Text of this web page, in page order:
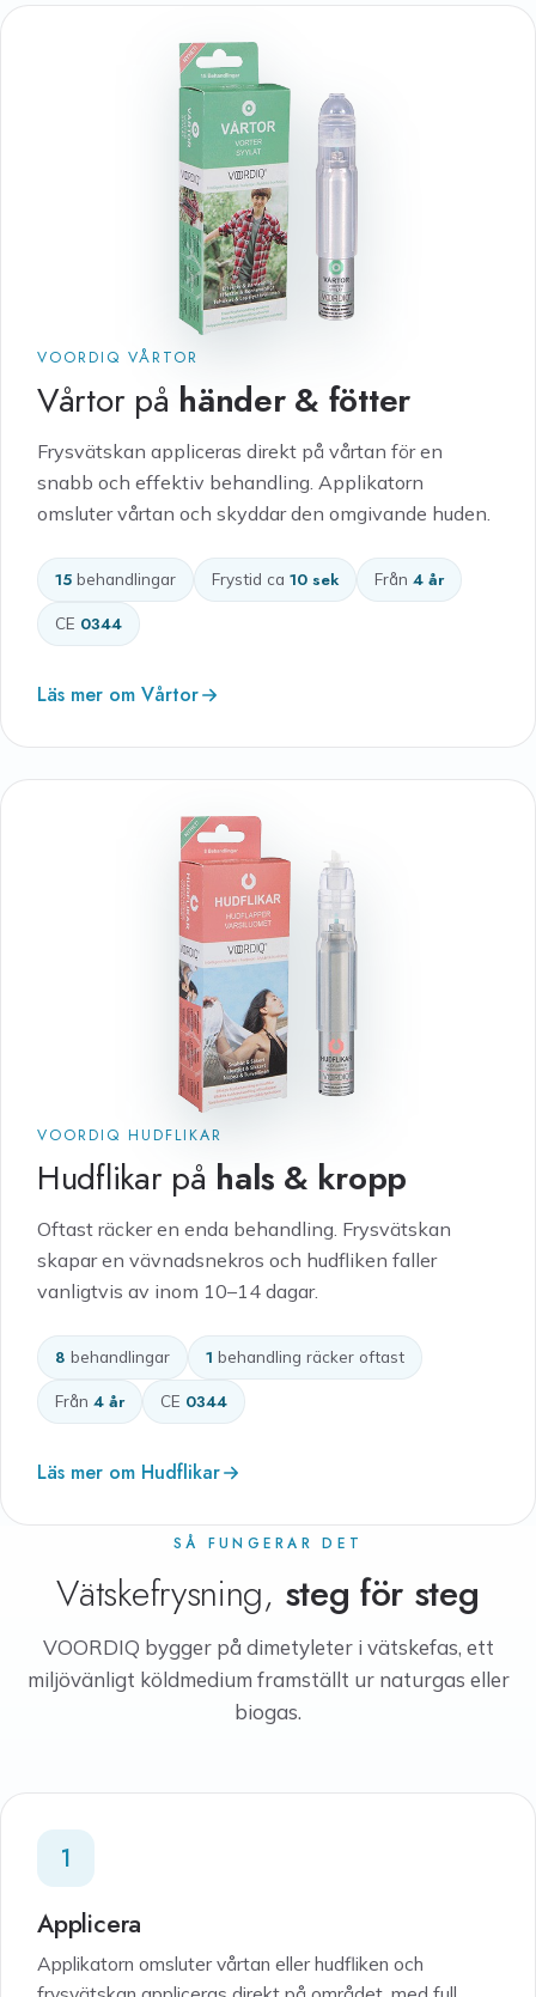
VOORDIQ VÅRTOR
Vårtor på händer & fötter
Frysvätskan appliceras direkt på vårtan för en
snabb och effektiv behandling. Applikatorn
omsluter vårtan och skyddar den omgivande huden.
15 behandlingar Frystid ca 10 sek Från 4 år
CE 0344
Läs mer om Vårtor
VOORDIQ HUDFLIKAR
Hudflikar på hals & kropp
Oftast räcker en enda behandling. Frysvätskan
skapar en vävnadsnekros och hudfliken faller
vanligtvis av inom 10–14 dagar.
8 behandlingar 1 behandling räcker oftast
Från 4 år CE 0344
Läs mer om Hudflikar
SÅ FUNGERAR DET
Vätskefrysning, steg för steg
VOORDIQ bygger på dimetyleter i vätskefas, ett
miljövänligt köldmedium framställt ur naturgas eller
biogas.
1
Applicera
Applikatorn omsluter vårtan eller hudfliken och